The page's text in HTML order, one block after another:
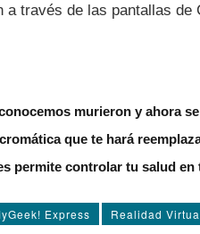
través de las pantallas de
murieron y ahora
que te hará
permite controlar tu salud en
Express Realidad